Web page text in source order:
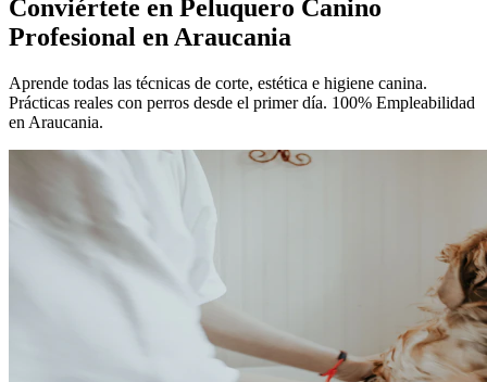
Conviértete en Peluquero Canino
Profesional en Araucania
Aprende todas las técnicas de corte, estética e higiene canina.
Prácticas reales con perros desde el primer día. 100% Empleabilidad
en Araucania.